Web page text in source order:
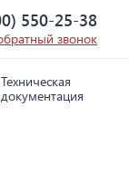
550-25-38
звонок
Техническая
документация